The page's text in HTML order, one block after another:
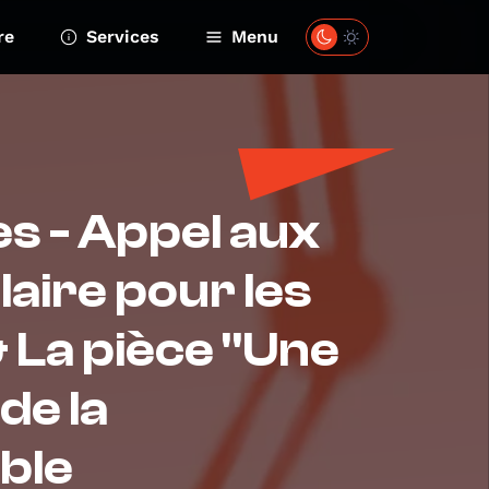
Services Menu
- Appel aux
pour les
pièce "Une
la